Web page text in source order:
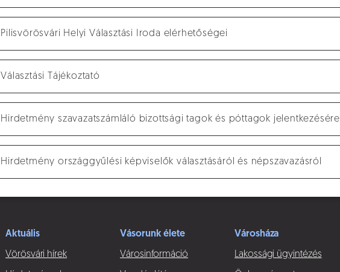
Pilisvörösvári Helyi Választási Iroda elérhetőségei
Választási Tájékoztató
Hirdetmény szavazatszámláló bizottsági tagok és póttagok jelentkezésére
Hirdetmény országgyűlési képviselők választásáról és népszavazásról
Aktuális
Vörösvári hírek
Vásorunk élete
Városinformáció
Városháza
Lakossági ügyintézés